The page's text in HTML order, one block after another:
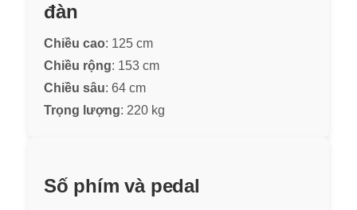
đàn
Chiều cao: 125 cm
Chiều rộng: 153 cm
Chiều sâu: 64 cm
Trọng lượng: 220 kg
Số phím và pedal